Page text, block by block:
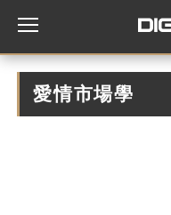
愛情市場學